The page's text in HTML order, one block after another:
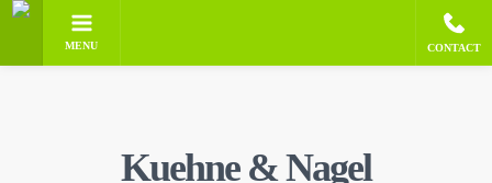
MENU CONTACT
Kuehne & Nagel